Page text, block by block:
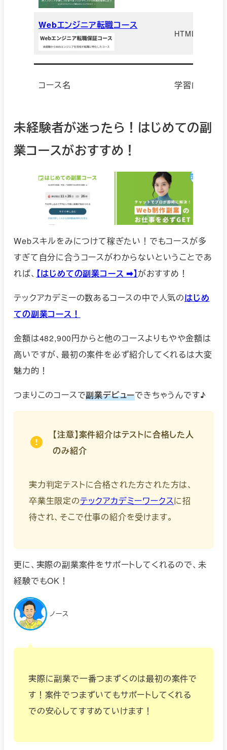
Webエンジニア転職コース
HTML/CSS、
コース名 学習内容
未経験者が迷ったら！はじめての副
業コースがおすすめ！
Webスキルをみにつけて稼ぎたい！でもコースが多
すぎて自分に合うコースがわからないということであ
れば、 【はじめての副業コース ➡︎】がおすすめ！
テックアカデミーの数あるコースの中で人気のはじめ
ての副業コース！
金額は482,900円からと他のコースよりもやや金額は
高いですが、最初の案件を必ず紹介してくれるは大変
魅力的！
つまりこのコースで副業デビューできちゃうんです♪
【注意】案件紹介はテストに合格した人
のみ紹介
実力判定テストに合格された方された方は、
卒業生限定のテックアカデミーワークスに招
待され、そこで仕事の紹介を受けます。
更に、実際の副業案件をサポートしてくれるので、未
経験でもOK！
ノース
実際に副業で一番つまずくのは最初の案件で
す！案件でつまずいてもサポートしてくれる
での安心してすすめていけます！